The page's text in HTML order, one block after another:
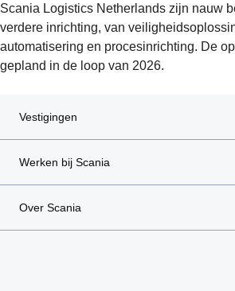
Scania Logistics Netherlands zijn nauw
verdere inrichting, van
automatisering en procesinrichting. De
gepland in de loop van 2026.
Vestigingen
Werken bij Scania
Over Scania